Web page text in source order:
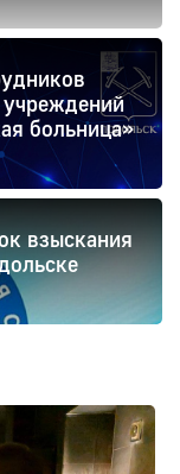
больница»
взыскания